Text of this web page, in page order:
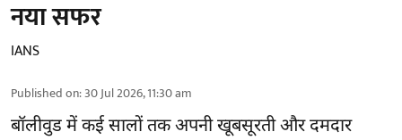
नया सफर
IANS
Published on:30 Jul 2026, 11:30 am
बॉलीवुडमें कई सालों तक अपनी खूबसूरती और दमदार